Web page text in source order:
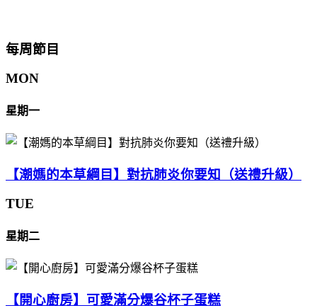
每周節目
MON
星期一
【潮媽的本草綱目】對抗肺炎你要知（送禮升級）
TUE
星期二
【開心廚房】可愛滿分爆谷杯子蛋糕